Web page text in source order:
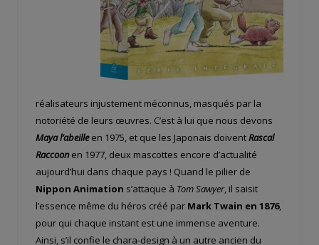
réalisateurs injustement méconnus, masqués par la
notoriété de leurs œuvres. C’est à lui que nous devons
Maya l’abeilleen 1975, et que les Japonais doiventRascal
Raccoonen 1977, deux mascottes encore d’actualité
aujourd’hui dans chaque pays ! Quand le pilier de
Nippon Animation s’attaque à Tom Sawyer, il saisit
l’essence même du héros créé par Mark Twain en 1876,
pour qui chaque instant est une immense aventure.
Ainsi, s’il confie le chara-design à un autre ancien du